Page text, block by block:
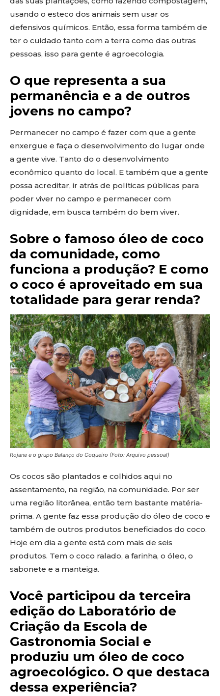
usando o esteco dos animais sem usar os
defensivos químicos. Então, essa forma também de
ter o cuidado tanto com a terra como das outras
pessoas, isso para gente é agroecologia.
O que representa a sua
permanência e a de outros
jovens no campo?
Permanecer no campo é fazer com que a gente
enxergue e faça o desenvolvimento do lugar onde
a gente vive. Tanto do o desenvolvimento
econômico quanto do local. E também que a gente
possa acreditar, ir atrás de políticas públicas para
poder viver no campo e permanecer com
dignidade, em busca também do bem viver.
Sobre o famoso óleo de coco
da comunidade, como
funciona a produção? E como
o coco é aproveitado em sua
totalidade para gerar renda?
Rojane e o grupo Balanço do Coqueiro (Foto: Arquivo pessoal)
Os cocos são plantados e colhidos aqui no
assentamento, na região, na comunidade. Por ser
uma região litorânea, então tem bastante matéria-
prima. A gente faz essa produção do óleo de coco e
também de outros produtos beneficiados do coco.
Hoje em dia a gente está com mais de seis
produtos. Tem o coco ralado, a farinha, o óleo, o
sabonete e a manteiga.
Você participou da terceira
edição do Laboratório de
Criação da Escola de
Gastronomia Social e
produziu um óleo de coco
agroecológico. O que destaca
dessa experiência?